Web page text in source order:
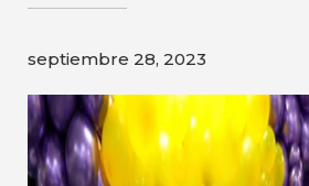
septiembre 28, 2023